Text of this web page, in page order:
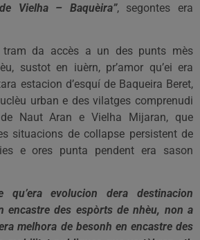
Vielha – Baquèira”, segontes era
tram da accès a un des punts mès
sustot en iuèrn, pr’amor qu’ei era
estacion d’esquí de Baqueira Beret,
urban e des vilatges comprenudi
Naut Aran e Vielha Mijaran, que
situacions de collapse persistent de
e ores punta pendent era sason
qu’era evolucion dera destinacion
encastre des espòrts de nhèu, non a
melhora de besonh en encastre des